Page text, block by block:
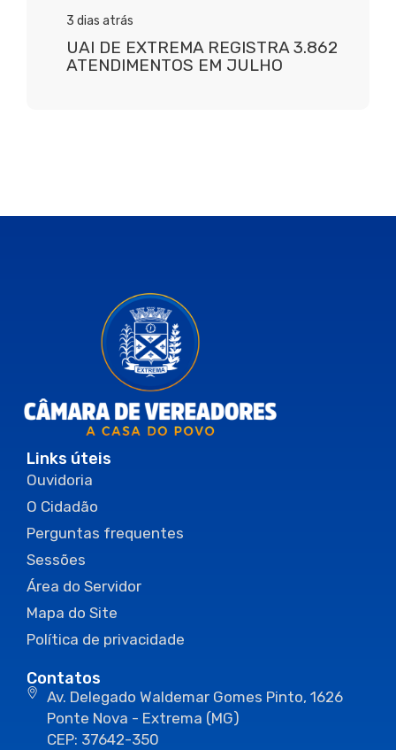
3 dias atrás
UAI DE EXTREMA REGISTRA 3.862
ATENDIMENTOS EM JULHO
Links úteis
Ouvidoria
O Cidadão
Perguntas frequentes
Sessões
Área do Servidor
Mapa do Site
Política de privacidade
Contatos
Av. Delegado Waldemar Gomes Pinto, 1626
Ponte Nova - Extrema (MG)
CEP: 37642-350